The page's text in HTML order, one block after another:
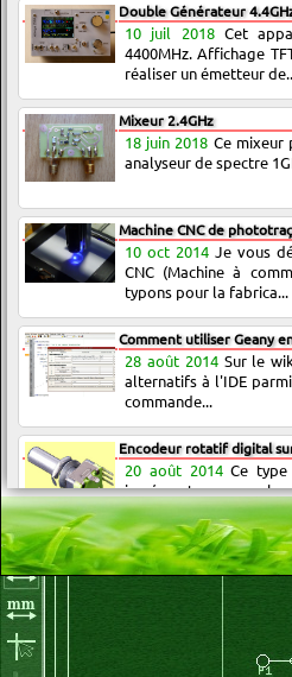
Double Générateur
10 juil 2018Cet
4400MHz. Affichage
réaliser un émetteur
Mixeur 2.4GHz
18 juin 2018 Ce mixeur
analyseur de spectre
Machine CNC de
10 oct 2014Je vous
CNC (Machine à
typons pour la fabrica...
Comment utiliser Geany
28 août 2014Sur le
alternatifs à l'IDE
commande...
Encodeur rotatif digital
20 août 2014Ce type
incrémenter un
simple bouton. Son
Transformée de Fourier
24 juin 2014La rapidité
s'agit de traiter un
Générateur HF 1Hz-